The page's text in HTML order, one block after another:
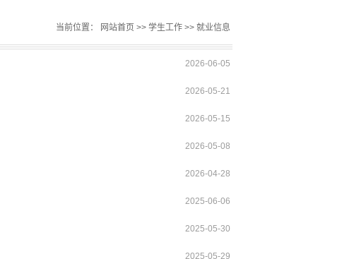
当前位置： 网站首页>> 学生工作>> 就业信息
2026-06-05
2026-05-21
2026-05-15
2026-05-08
2026-04-28
2025-06-06
2025-05-30
2025-05-29